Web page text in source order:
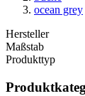
ocean grey
Hersteller
Maßstab
Produkttyp